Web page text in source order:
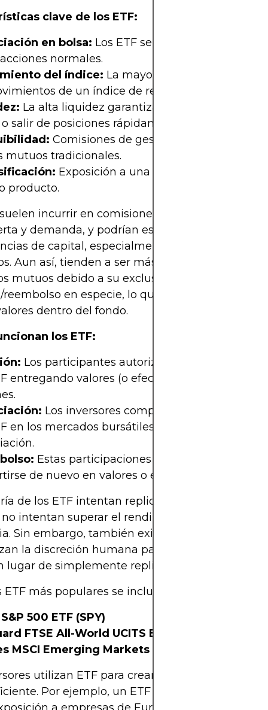
clave de los ETF:
en bolsa: Los ETF se pueden comprar o
normales.
del índice: La mayoría de los ETF
de un índice de referencia específico.
La alta liquidez garantiza que los inversores
salir de posiciones rápidamente.
Comisiones de gestión más bajas que
mutuos tradicionales.
Exposición a una amplia gama de
producto.
suelen incurrir en comisiones de gestión,
y demanda, y podrían estar sujetos al
de capital, especialmente si se venden con
Aun así, tienden a ser más eficientes
mutuos debido a su exclusivo proceso de
reembolso en especie, lo que minimiza la
dentro del fondo.
los ETF:
Los participantes autorizados crean
entregando valores (o efectivo) al emisor a
Los inversores compran y venden
en los mercados bursátiles durante el horario
Estas participaciones pueden
de nuevo en valores o efectivo.
de los ETF intentan replicar un índice de
no intentan superar el rendimiento del índice de
Sin embargo, también existen ETF de gestión
la discreción humana para superar el
lugar de simplemente replicarlo.
ETF más populares se incluyen:
500 ETF (SPY)
FTSE All-World UCITS ETF (VWRL)
MSCI Emerging Markets ETF (EEM)
utilizan ETF para crear carteras
Por ejemplo, un ETF de renta variable